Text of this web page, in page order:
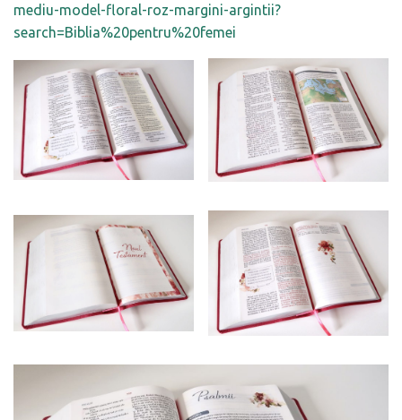
mediu-model-floral-roz-margini-argintii?
search=Biblia%20pentru%20femei